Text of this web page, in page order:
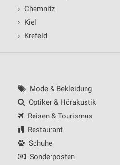
› Chemnitz
› Kiel
› Krefeld
Mode & Bekleidung
Optiker & Hörakustik
Reisen & Tourismus
Restaurant
Schuhe
Sonderposten